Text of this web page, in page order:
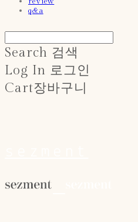
q&a
Search 검색
Log In 로그인
Cart장바구니